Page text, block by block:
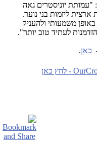
"עמותת יוניסטרים גאה
ארצית ליזמות בני נוער.
משמעותי ולהעניק
לעתיד טוב יותר".
כאן.